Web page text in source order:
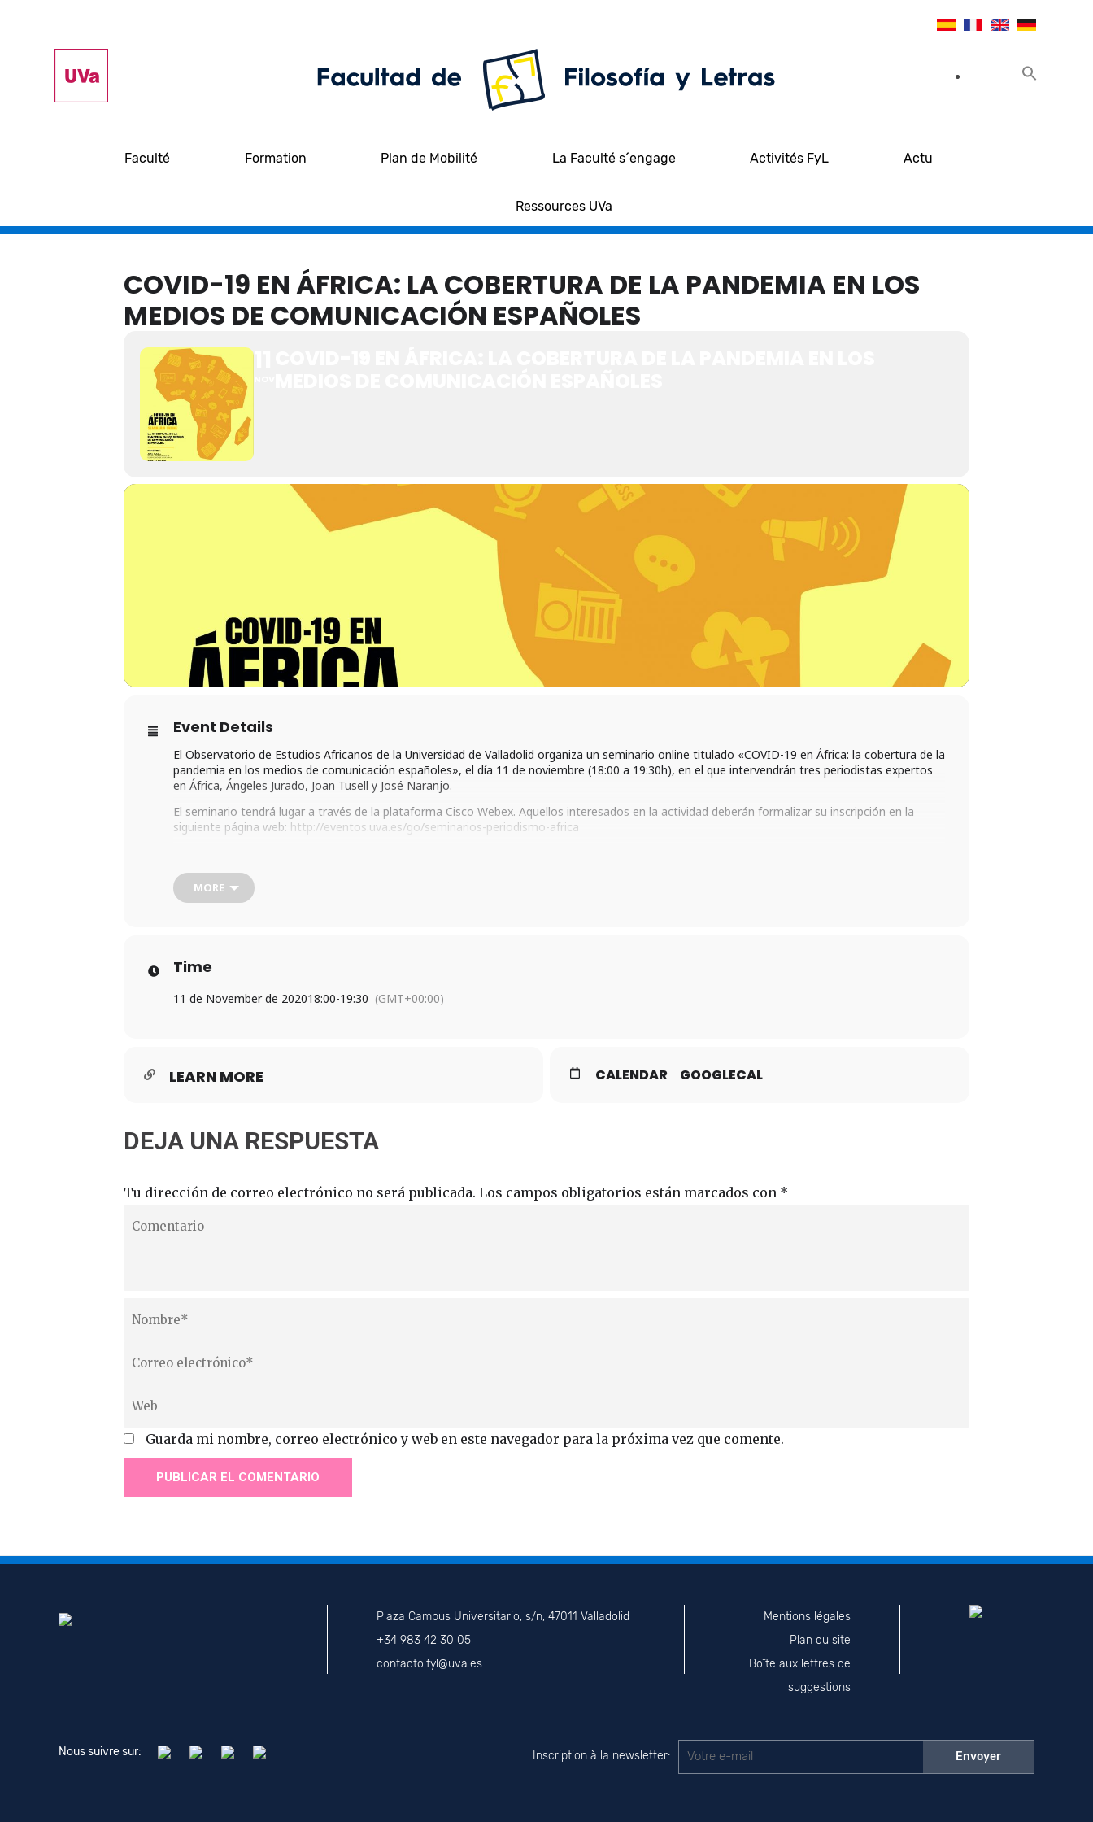
Faculté Formation Plan de Mobilité La Faculté s´engage Activités FyL Actu
Ressources UVa
COVID-19 EN ÁFRICA: LA COBERTURA DE LA PANDEMIA EN LOS
MEDIOS DE COMUNICACIÓN ESPAÑOLES
Event Details
El Observatorio de Estudios Africanos de la Universidad de Valladolid organiza un seminario online titulado «COVID-19 en África: la cobertura de la
pandemia en los medios de comunicación españoles», el día 11 de noviembre (18:00 a 19:30h), en el que intervendrán tres periodistas expertos
en África, Ángeles Jurado, Joan Tusell y José Naranjo.
El seminario tendrá lugar a través de la plataforma Cisco Webex. Aquellos interesados en la actividad deberán formalizar su inscripción en la
siguiente página web: http://eventos.uva.es/go/seminarios-periodismo-africa
MORE
Time
11 de November de 202018:00-19:30 (GMT+00:00)
LEARN MORE CALENDAR GOOGLECAL
DEJA UNA RESPUESTA
Tu dirección de correo electrónico no será publicada. Los campos obligatorios están marcados con *
Guarda mi nombre, correo electrónico y web en este navegador para la próxima vez que comente.
Plaza Campus Universitario, s/n, 47011 Valladolid
+34 983 42 30 05
contacto.fyl@uva.es
Mentions légales
Plan du site
Boîte aux lettres de
suggestions
Nous suivre sur: Inscription à la newsletter: